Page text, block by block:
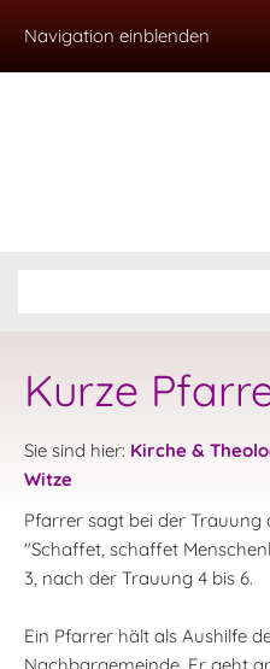
Navigation einblenden
Kurze
Sie sind hier: Kirche &
Witze
Pfarrer sagt bei der Trauung
"Schaffet, schaffet
3, nach der Trauung 4 bis 6.
Ein Pfarrer hält als Aushilfe